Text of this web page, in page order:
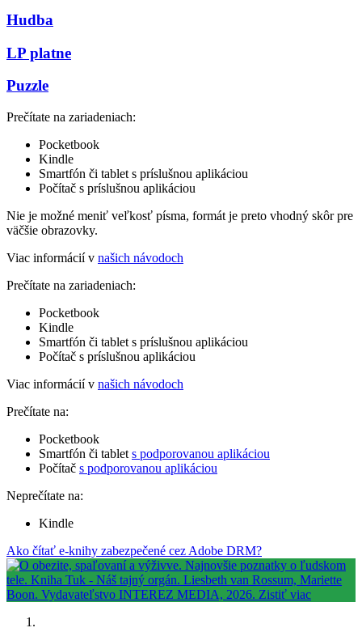
Hudba
LP platne
Puzzle
Prečítate na zariadeniach:
Pocketbook
Kindle
Smartfón či tablet s príslušnou aplikáciou
Počítač s príslušnou aplikáciou
Nie je možné meniť veľkosť písma, formát je preto vhodný skôr pre
väčšie obrazovky.
Viac informácií v našich návodoch
Prečítate na zariadeniach:
Pocketbook
Kindle
Smartfón či tablet s príslušnou aplikáciou
Počítač s príslušnou aplikáciou
Viac informácií v našich návodoch
Prečítate na:
Pocketbook
Smartfón či tablet s podporovanou aplikáciou
Počítač s podporovanou aplikáciou
Neprečítate na:
Kindle
Ako čítať e-knihy zabezpečené cez Adobe DRM?